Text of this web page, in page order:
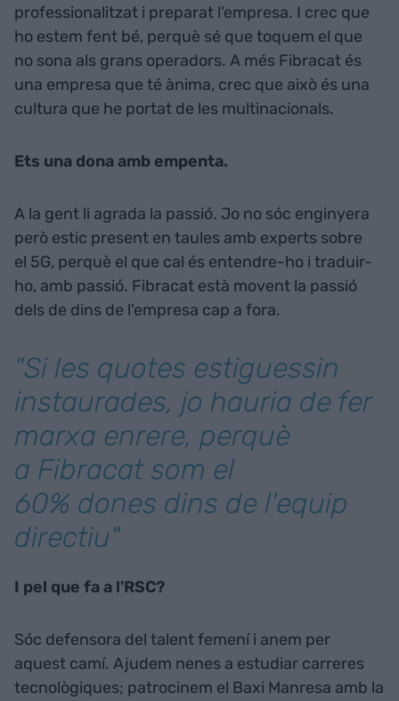
professionalitzat i preparat l'empresa. I crec que
ho estem fent bé, perquè sé que toquem el que
no sona als grans operadors. A més Fibracat és
una empresa que té ànima, crec que això és una
cultura que he portat de les multinacionals.
Ets una dona amb empenta.
A la gent li agrada la passió. Jo no sóc enginyera
però estic present en taules amb experts sobre
el 5G, perquè el que cal és entendre-ho i traduir-
ho, amb passió. Fibracat està movent la passió
dels de dins de l'empresa cap a fora.
"Si les quotes estiguessin
instaurades, jo hauria de fer
marxa enrere, perquè
a Fibracat som el
60% dones dins de l'equip
directiu"
I pel que fa a l'RSC?
Sóc defensora del talent femení i anem per
aquest camí. Ajudem nenes a estudiar carreres
tecnològiques; patrocinem el Baxi Manresa amb la